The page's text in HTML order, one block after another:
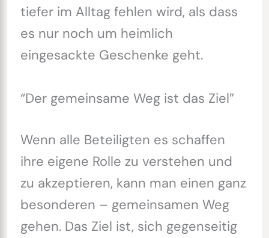
tiefer im Alltag fehlen wird, als dass
es nur noch um heimlich
eingesackte Geschenke geht.
“Der gemeinsame Weg ist das Ziel”
Wenn alle Beteiligten es schaffen
ihre eigene Rolle zu verstehen und
zu akzeptieren, kann man einen ganz
besonderen – gemeinsamen Weg
gehen. Das Ziel ist, sich gegenseitig